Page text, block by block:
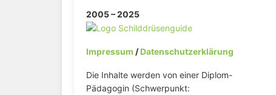
2005 – 2025
Impressum /Datenschutzerklärung
Die Inhalte werden von einer Diplom-
Pädagogin (Schwerpunkt: